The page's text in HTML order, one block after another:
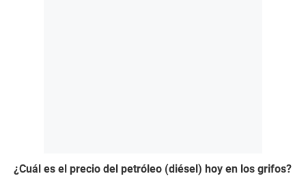
¿Cuál es el precio del petróleo (diésel) hoy en los grifos?